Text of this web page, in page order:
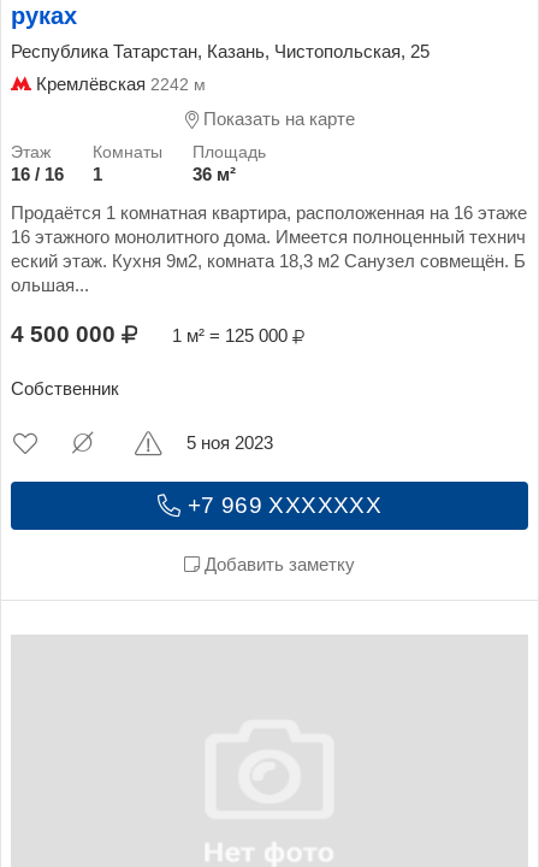
руках
Республика Татарстан, Казань, Чистопольская, 25
Кремлёвская 2242 м
Показать на карте
16 / 16 1
36 м²
Продаётся 1 комнатная квартира, расположенная на 16 этаже
16 этажного монолитного дома. Имеется полноценный технич
еский этаж. Кухня 9м2, комната 18,3 м2 Санузел совмещён. Б
ольшая...
4 500 000 1 м² = 125 000
Собственник
+7 969 XXXXXXX
Добавить заметку
5 ноя 2023